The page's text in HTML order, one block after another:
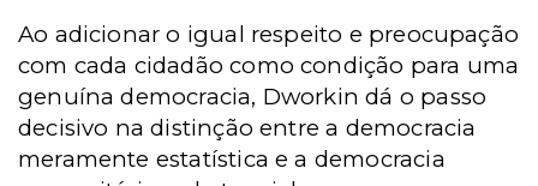
Ao adicionar o igual respeito e preocupação
com cada cidadão como condição para uma
genuína democracia, Dworkin dá o passo
decisivo na distinção entre a democracia
meramente estatística e a democracia